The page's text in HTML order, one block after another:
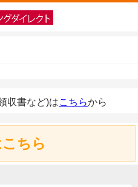
収書など)はこちらから
ちら